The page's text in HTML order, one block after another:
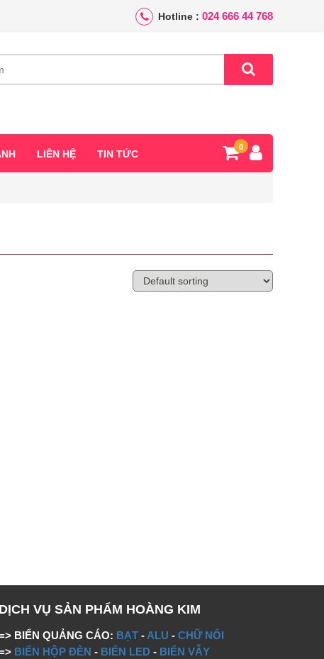
Hotline : 024 666 44 768
LIÊN HỆ TIN TỨC
0
DỊCH VỤ SẢN PHẨM HOÀNG KIM
BIỂN QUẢNG CÁO: BẠT - ALU -CHỮ NỔI
BIỂN HỘP ĐÈN - BIỂN LED - BIỂN VẪY